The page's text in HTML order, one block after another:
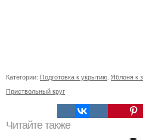
Категории: Подготовка к укрытию, Яблоня к
Приствольный круг
Читайте также